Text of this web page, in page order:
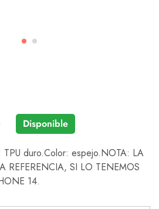
Disponible
TPU duro.Color: espejo.NOTA: LA
REFERENCIA, SI LO TENEMOS
14.